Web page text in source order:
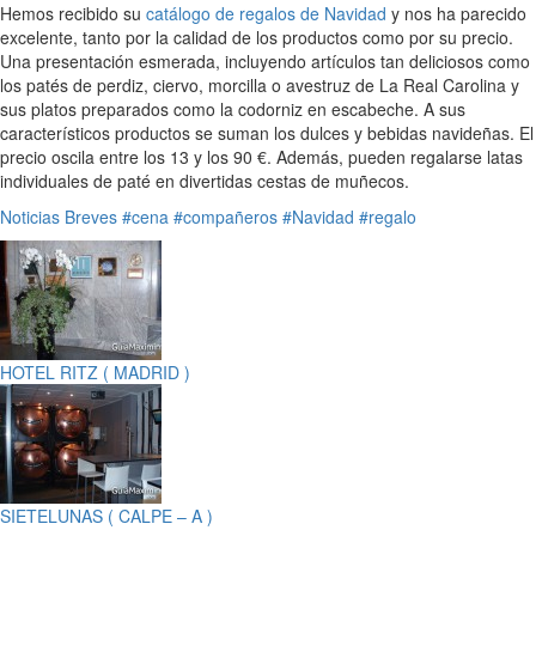
Hemos recibido su catálogo de regalos de Navidad y nos ha parecido
excelente, tanto por la calidad de los productos como por su precio.
Una presentación esmerada, incluyendo artículos tan deliciosos como
los patés de perdiz, ciervo, morcilla o avestruz de La Real Carolina y
sus platos preparados como la codorniz en escabeche. A sus
característicos productos se suman los dulces y bebidas navideñas. El
precio oscila entre los 13 y los 90 €. Además, pueden regalarse latas
individuales de paté en divertidas cestas de muñecos.
Noticias Breves #cena #compañeros #Navidad #regalo
HOTEL RITZ ( MADRID )
SIETELUNAS ( CALPE – A )